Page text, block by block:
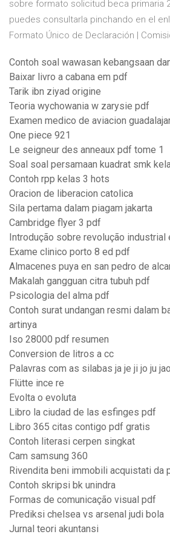
sobre formato solicitud beca primaria
puedes consultarla pinchando en el
Formato Único de Declaración |
Contoh soal wawasan kebangsaan
Baixar livro a cabana em pdf
Tarik ibn ziyad origine
Teoria wychowania w zarysie pdf
Examen medico de aviacion
One piece 921
Le seigneur des anneaux pdf tome 1
Soal soal persamaan kuadrat smk
Contoh rpp kelas 3 hots
Oracion de liberacion catolica
Sila pertama dalam piagam jakarta
Cambridge flyer 3 pdf
Introdução sobre revolução
Exame clinico porto 8 ed pdf
Almacenes puya en san pedro de
Makalah gangguan citra tubuh pdf
Psicologia del alma pdf
Contoh surat undangan resmi dalam
artinya
Iso 28000 pdf resumen
Conversion de litros a cc
Palavras com as silabas ja je ji jo ju jao
Flütte ince re
Evolta o evoluta
Libro la ciudad de las esfinges pdf
Libro 365 citas contigo pdf gratis
Contoh literasi cerpen singkat
Cam samsung 360
Rivendita beni immobili acquistati da
Contoh skripsi bk unindra
Formas de comunicação visual pdf
Prediksi chelsea vs arsenal judi bola
Jurnal teori akuntansi